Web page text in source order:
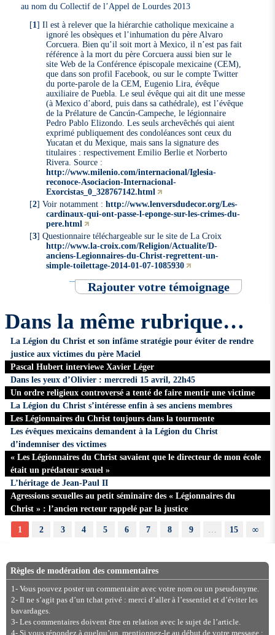
au nom du Collectif de l’Appel de Lourdes 2013
[1]Il est à relever que la hiérarchie catholique mexicaine a
ignoré les obsèques et l’inhumation du père Alvaro
Corcuera. Bien qu’il soit mort à Mexico, il n’est pas fait
référence à la mort du père Corcuera aussi bien sur le
site Web de la Conférence épiscopale mexicaine (CEM),
que dans son profil Facebook, ou sur le compte Twitter
du porte-parole de la CEM, Eugenio Lira, évêque
auxiliaire de Puebla. Le seul évêque qui ait dit une messe
(à Mexico d’abord, puis dans sa cathédrale), est l’évêque
de la Prélature de Cancún-Campeche, le légionnaire
Pedro Pablo Elizondo. Les seuls archevêchés qui aient
exprimé publiquement des condoléances sont ceux du
Yucatan et du Mexique, mais sans la signature des
titulaires : respectivement Emilio Berlie et Norberto
Rivera. Source :
http://www.milenio.com/internacional/Iglesia-
reconoce-Asociacion-Internacional-
Exorcistas_0_328767142.html
[2]Voir notamment :http://www.lenversdudecor.org/Les-
cardinaux-qui-ont-passe-l-eponge-sur-les-crimes-du-
pere.html
[3]Questionnaire téléchargeable sur le site de La Croix
http://www.la-croix.com/Religion/Actualite/D-
anciens-Legionnaires-du-Christ-regrettent-un-
simple-toilettage-2014-01-07-1085930
Rajouter votre témoignage
Dans la même rubrique…
La Légion du Christ et son infâme stratégie pour éviter de rendre
justice aux victimes du père Maciel
Pascal Hubert interviewe Xavier Léger
Dans les yeux d’Olivier : mercredi 15 avril, 22h45
Un ordre religieux controversé a tenté de faire mentir une victime
La Légion du Christ s’intéresse enfin à ses anciens membres
Les Légionnaires du Christ toujours dans la tourmente
Les évêques mexicains demandent à la Légion du Christ
d’indemniser des victimes
« Les Légionnaires du Christ savaient que le directeur de mon école
était un prédateur sexuel »
L’héritage de Jean-Paul II
Agressions sexuelles au petit séminaire des « Légionnaires du
Christ » : l’ancien recteur rappelé par la justice
1 2 3 4 5 6 7 8 9 15 ∞
Règles de modération des commentaires
1- Vous pouvez poster un commentaire avec votre nom ou un pseudonyme.
2- Il ne s’agit pas d’un tchat privé : merci d’aller à l’essentiel et d’éviter les
bavardages.
3- Les commentaires doivent être en relation avec le sujet de l’article.